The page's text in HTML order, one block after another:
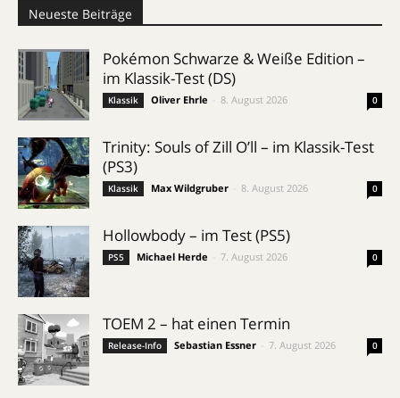
Neueste Beiträge
Pokémon Schwarze & Weiße Edition –
im Klassik-Test (DS)
Klassik Oliver Ehrle 8. August 2026 0
Trinity: Souls of Zill O’ll – im Klassik-Test
(PS3)
Klassik Max Wildgruber 8. August 2026 0
Hollowbody – im Test (PS5)
PS5 Michael Herde 7. August 2026 0
TOEM 2 – hat einen Termin
Release-Info Sebastian Essner 7. August 2026 0